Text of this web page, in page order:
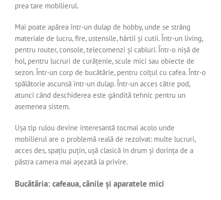
prea tare mobilierul.
Mai poate apărea într-un dulap de hobby, unde se strâng
materiale de lucru, fire, ustensile, hârtii și cutii. Într-un living,
pentru router, console, telecomenzi și cabluri. Într-o nișă de
hol, pentru lucruri de curățenie, scule mici sau obiecte de
sezon. Într-un corp de bucătărie, pentru colțul cu cafea. Într-o
spălătorie ascunsă într-un dulap. Într-un acces către pod,
atunci când deschiderea este gândită tehnic pentru un
asemenea sistem.
Ușa tip rulou devine interesantă tocmai acolo unde
mobilierul are o problemă reală de rezolvat: multe lucruri,
acces des, spațiu puțin, ușă clasică în drum și dorința de a
păstra camera mai așezată la privire.
Bucătăria: cafeaua, cănile și aparatele mici